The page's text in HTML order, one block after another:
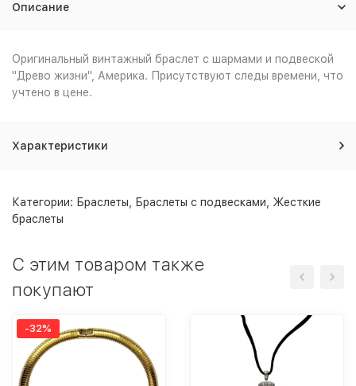
Описание
Оригинальный винтажный браслет с шармами и подвеской
"Древо жизни", Америка. Присутствуют следы времени, что
учтено в цене.
Характеристики
Категории: Браслеты Браслеты с подвесками
Жесткие
браслеты
C этим товаром также
покупают
-32%